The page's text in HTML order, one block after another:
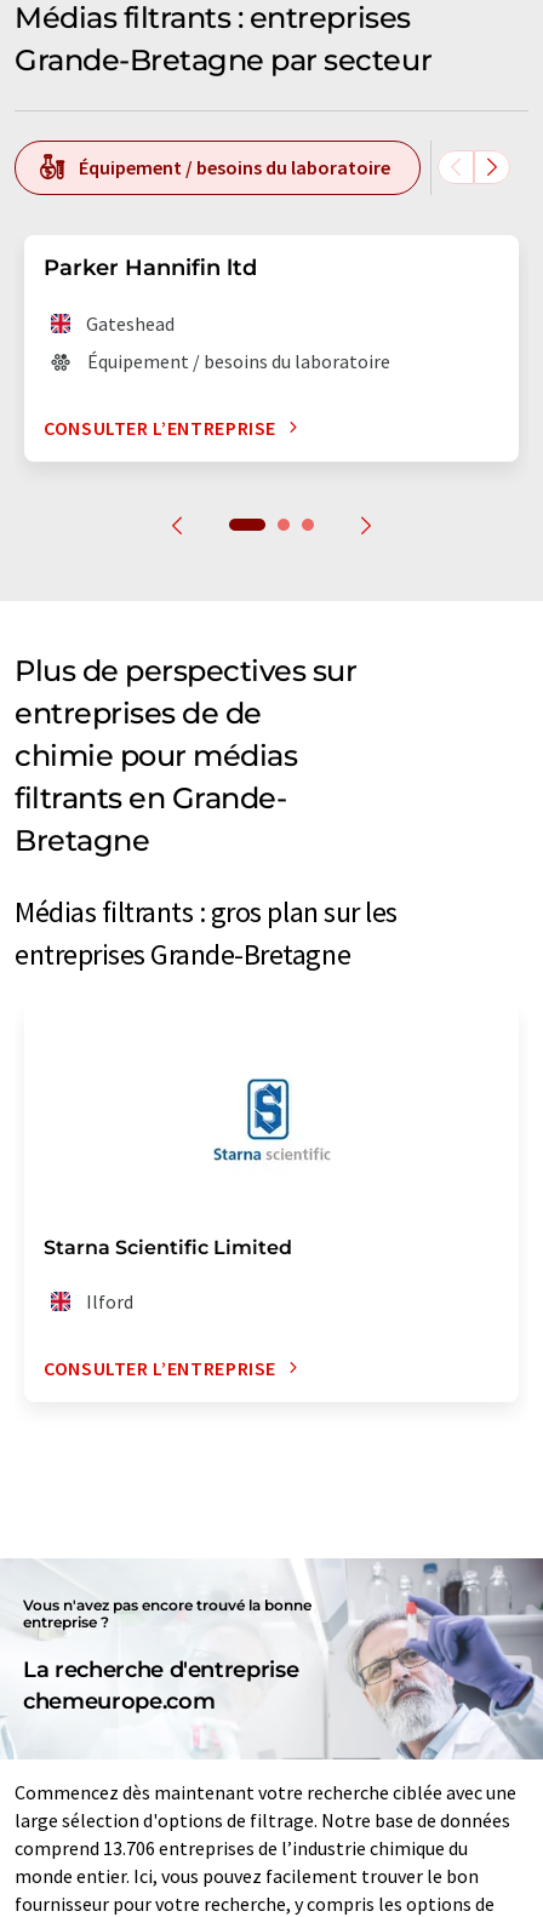
Médias filtrants : entreprises
Grande-Bretagne par secteur
Équipement / besoins du laboratoire
Parker Hannifin ltd
Gateshead
Équipement / besoins du laboratoire
CONSULTER L’ENTREPRISE
Plus de perspectives sur
entreprises de de
chimie pour médias
filtrants en Grande-
Bretagne
Médias filtrants : gros plan sur les
entreprises Grande-Bretagne
Starna Scientific Limited
Ilford
CONSULTER L’ENTREPRISE
Vous n'avez pas encore trouvé la bonne
entreprise ?
La recherche d'entreprise
chemeurope.com
Commencez dès maintenant votre recherche ciblée avec une
large sélection d'options de filtrage. Notre base de données
comprend 13.706 entreprises de l’industrie chimique du
monde entier. Ici, vous pouvez facilement trouver le bon
fournisseur pour votre recherche, y compris les options de